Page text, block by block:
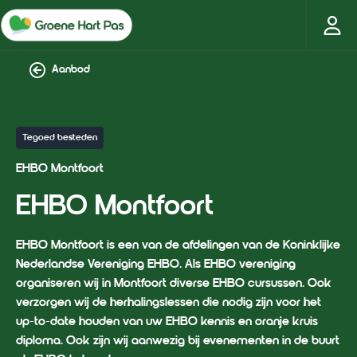
Aanbod
Tegoed besteden
EHBO Montfoort
EHBO Montfoort
EHBO Montfoort is een van de afdelingen van de Koninklijke
Nederlandse Vereniging EHBO. Als EHBO vereniging
organiseren wij in Montfoort diverse EHBO cursussen. Ook
verzorgen wij de herhalingslessen die nodig zijn voor het
up-to-date houden van uw EHBO kennis en oranje kruis
diploma. Ook zijn wij aanwezig bij evenementen in de buurt